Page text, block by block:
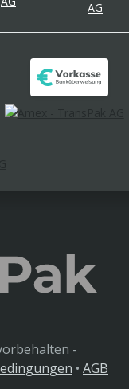
-
• AGB